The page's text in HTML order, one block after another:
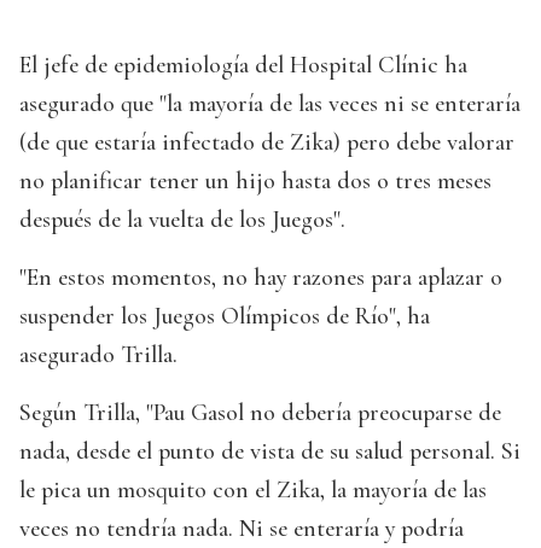
El jefe de epidemiología del Hospital Clínic ha
asegurado que "la mayoría de las veces ni se enteraría
(de que estaría infectado de Zika) pero debe valorar
no planificar tener un hijo hasta dos o tres meses
después de la vuelta de los Juegos".
"En estos momentos, no hay razones para aplazar o
suspender los Juegos Olímpicos de Río", ha
asegurado Trilla.
Según Trilla, "Pau Gasol no debería preocuparse de
nada, desde el punto de vista de su salud personal. Si
le pica un mosquito con el Zika, la mayoría de las
veces no tendría nada. Ni se enteraría y podría